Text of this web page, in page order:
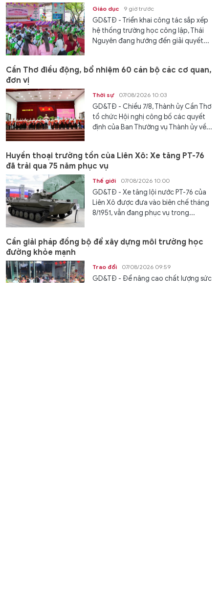
Giáo dục 9 giờ trước
GD&TĐ - Triển khai công tác sắp xếp
hệ thống trường học công lập, Thái
Nguyên đang hướng đến giải quyết...
Cần Thơ điều động, bổ nhiệm 60 cán bộ các cơ quan,
đơn vị
Thời sự 07/08/2026 10:03
GD&TĐ - Chiều 7/8, Thành ủy Cần Thơ
tổ chức Hội nghị công bố các quyết
định của Ban Thường vụ Thành ủy về...
Huyền thoại trường tồn của Liên Xô: Xe tăng PT-76
đã trải qua 75 năm phục vụ
Thế giới 07/08/2026 10:00
GD&TĐ - Xe tăng lội nước PT-76 của
Liên Xô được đưa vào biên chế tháng
8/1951, vẫn đang phục vụ trong...
Cần giải pháp đồng bộ để xây dựng môi trường học
đường khỏe mạnh
Trao đổi 07/08/2026 09:59
GD&TĐ - Để nâng cao chất lượng sức